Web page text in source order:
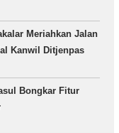
Meriahkan Jalan
Kanwil Ditjenpas
Bongkar Fitur